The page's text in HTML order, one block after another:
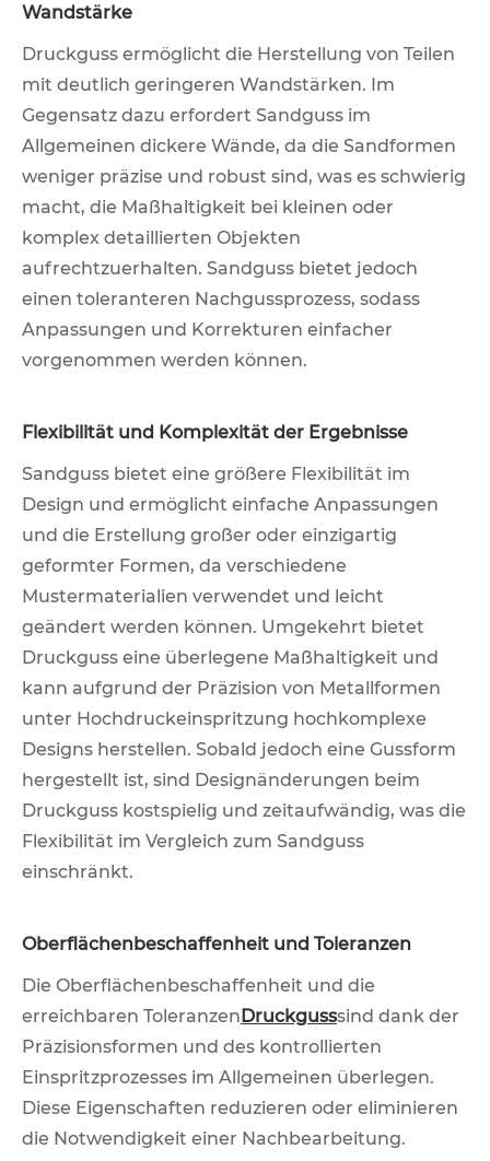
Wandstärke
Druckguss ermöglicht die Herstellung von Teilen
mit deutlich geringeren Wandstärken. Im
Gegensatz dazu erfordert Sandguss im
Allgemeinen dickere Wände, da die Sandformen
weniger präzise und robust sind, was es schwierig
macht, die Maßhaltigkeit bei kleinen oder
komplex detaillierten Objekten
aufrechtzuerhalten. Sandguss bietet jedoch
einen toleranteren Nachgussprozess, sodass
Anpassungen und Korrekturen einfacher
vorgenommen werden können.
Flexibilität und Komplexität der Ergebnisse
Sandguss bietet eine größere Flexibilität im
Design und ermöglicht einfache Anpassungen
und die Erstellung großer oder einzigartig
geformter Formen, da verschiedene
Mustermaterialien verwendet und leicht
geändert werden können. Umgekehrt bietet
Druckguss eine überlegene Maßhaltigkeit und
kann aufgrund der Präzision von Metallformen
unter Hochdruckeinspritzung hochkomplexe
Designs herstellen. Sobald jedoch eine Gussform
hergestellt ist, sind Designänderungen beim
Druckguss kostspielig und zeitaufwändig, was die
Flexibilität im Vergleich zum Sandguss
einschränkt.
Oberflächenbeschaffenheit und Toleranzen
Die Oberflächenbeschaffenheit und die
erreichbaren ToleranzenDruckgusssind dank der
Präzisionsformen und des kontrollierten
Einspritzprozesses im Allgemeinen überlegen.
Diese Eigenschaften reduzieren oder eliminieren
die Notwendigkeit einer Nachbearbeitung.